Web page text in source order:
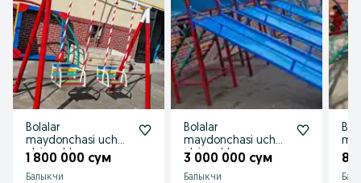
Bolalar
maydonchasi uchun
o'yingohlar
1 800 000 сум
Балыкчи
Bolalar
maydonchasi uchun
o'yingohlar
3 000 000 сум
Балыкчи
8